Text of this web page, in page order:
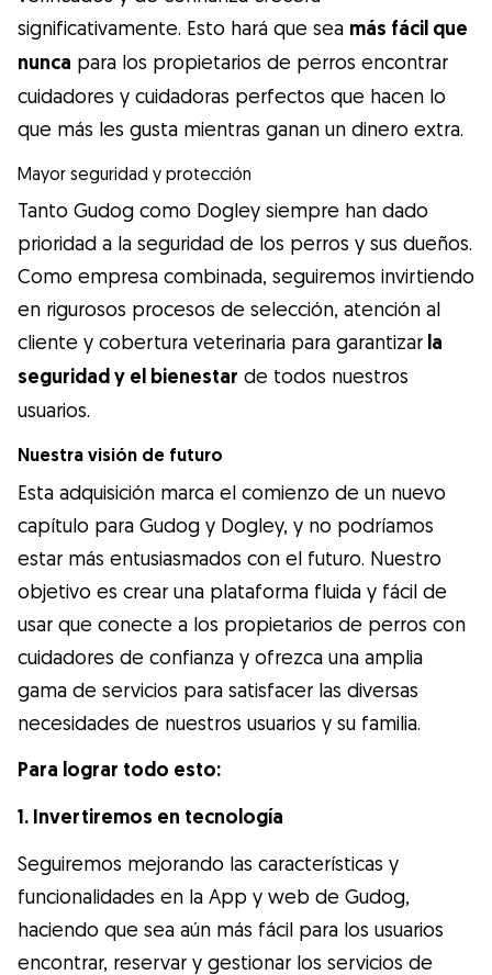
significativamente. Esto hará que sea más fácil que
nunca para los propietarios de perros encontrar
cuidadores y cuidadoras perfectos que hacen lo
que más les gusta mientras ganan un dinero extra.
Mayor seguridad y protección
Tanto Gudog como Dogley siempre han dado
prioridad a la seguridad de los perros y sus dueños.
Como empresa combinada, seguiremos invirtiendo
en rigurosos procesos de selección, atención al
cliente y cobertura veterinaria para garantizar la
seguridad y el bienestar de todos nuestros
usuarios.
Nuestra visión de futuro
Esta adquisición marca el comienzo de un nuevo
capítulo para Gudog y Dogley, y no podríamos
estar más entusiasmados con el futuro. Nuestro
objetivo es crear una plataforma fluida y fácil de
usar que conecte a los propietarios de perros con
cuidadores de confianza y ofrezca una amplia
gama de servicios para satisfacer las diversas
necesidades de nuestros usuarios y su familia.
Para lograr todo esto:
1. Invertiremos en tecnología
Seguiremos mejorando las características y
funcionalidades en la App y web de Gudog,
haciendo que sea aún más fácil para los usuarios
encontrar, reservar y gestionar los servicios de